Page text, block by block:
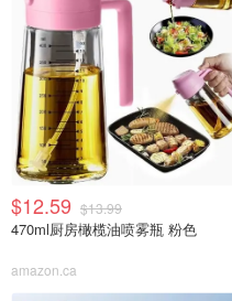
$12.59 $13.99
470ml厨房橄榄油喷雾瓶 粉色
amazon.ca